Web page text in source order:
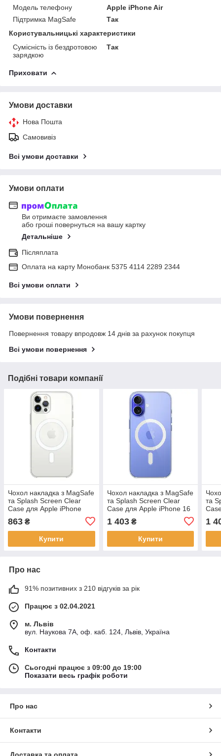
Модель телефону
Apple iPhone Air
Підтримка MagSafe
Так
Користувальницькі характеристики
Сумісність із бездротовою
зарядкою
Так
Приховати
Умови доставки
Нова Пошта
Самовивіз
Всі умови доставки
Умови оплати
Ви отримаєте замовлення
або гроші повернуться на вашу картку
Детальніше
Післяплата
Оплата на карту Монобанк 5375 4114 2289 2344
Всі умови оплати
Умови повернення
Повернення товару впродовж 14 днів за рахунок покупця
Всі умови повернення
Подібні товари компанії
Чохол накладка з MagSafe
та Splash Screen Clear
Case для Apple iPhone
(Прозорий)
863 ₴
Купити
Чохол накладка з MagSafe
та Splash Screen Clear
Case для Apple iPhone 16
1 403₴
Купити
та
1
Про нас
91% позитивних з 210 відгуків за рік
Працює з 02.04.2021
м. Львів
вул. Наукова 7А, оф. каб. 124, Львів, Україна
Контакти
Сьогодні працює з 09:00 до 19:00
Показати весь графік роботи
Про нас
Контакти
Доставка та оплата